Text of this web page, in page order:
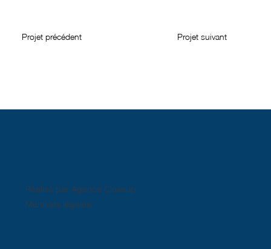
Projet suivant
Projet précédent
Mentions légales
Réalisé par Agence Closeup